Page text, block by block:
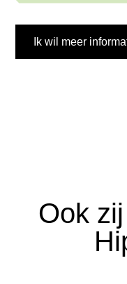
Ik wil meer
Ook